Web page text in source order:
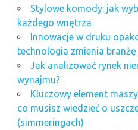
Stylowe komody: jak
każdego wnętrza
Innowacje w druku
technologia zmienia branżę
Jak analizować rynek
wynajmu?
Kluczowy element
co musisz wiedzieć o
(simmeringach)